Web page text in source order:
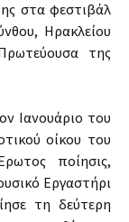
στα φεστιβάλ
Ηρακλείου
της
Ιανουάριο του
οίκου του
ποίησις,
Εργαστήρι
τη δεύτερη